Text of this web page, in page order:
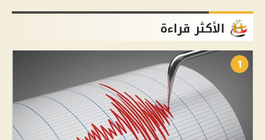
الأكثر قراءة
1